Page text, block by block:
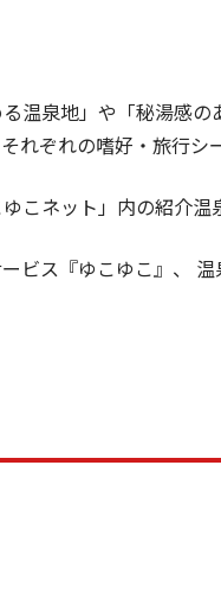
温泉地」や「秘湯感
れぞれの嗜好・旅行
こネット」内の紹介温
ービス『ゆこゆこ』、